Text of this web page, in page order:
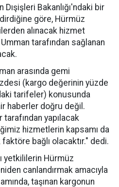
Dışişleri Bakanlığı'ndaki bir
göre, Hürmüz
alınacak hizmet
tarafından sağlanan
arasında gemi
(kargo değerinin yüzde
tarifeler) konusunda
haberler doğru değil.
tarafından yapılacak
hizmetlerin kapsamı da
bağlı olacaktır." dedi.
yetkililerin Hürmüz
canlandırmak amacıyla
taşınan kargonun